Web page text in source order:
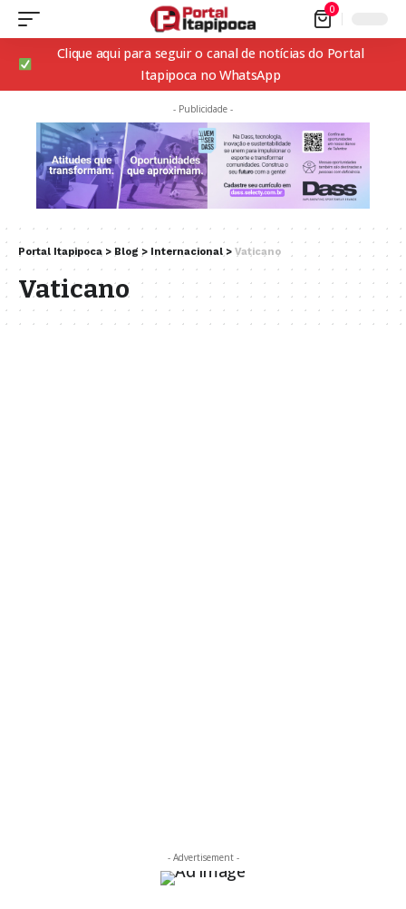
0
Clique aqui para seguir o canal de notícias do Portal
Itapipoca no WhatsApp
- Publicidade -
Portal Itapipoca > Blog > Internacional > Vaticano
Vaticano
- Advertisement -